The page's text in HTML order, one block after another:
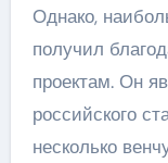
Однако,
получил
проектам. Он
российского
несколько